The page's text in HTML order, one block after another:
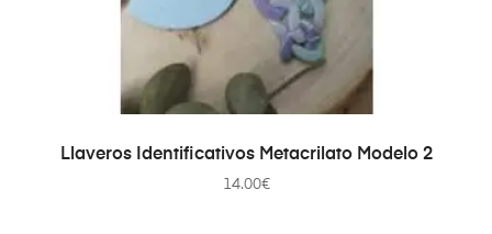
AÑADIR AL CARRITO
Llaveros Identificativos Metacrilato Modelo 2
14.00€